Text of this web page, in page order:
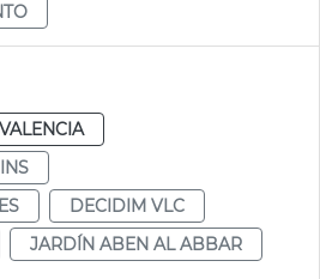
VALENCIA
DECIDIM VLC
JARDÍN ABEN AL ABBAR